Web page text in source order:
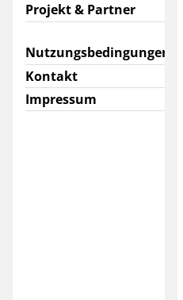
Projekt & Partner
Nutzungsbedingungen
Kontakt
Impressum